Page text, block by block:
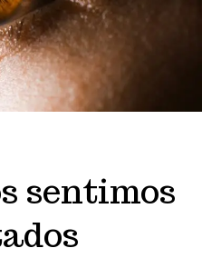
sentimos